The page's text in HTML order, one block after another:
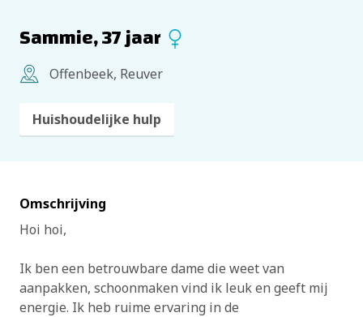
Sammie, 37 jaar
Offenbeek, Reuver
Huishoudelijke hulp
Omschrijving
Hoi hoi,
Ik ben een betrouwbare dame die weet van
aanpakken, schoonmaken vind ik leuk en geeft mij
energie. Ik heb ruime ervaring in de